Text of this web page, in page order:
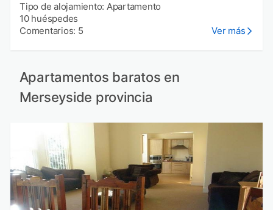
Tipo de alojamiento: Apartamento
10 huéspedes
Comentarios: 5
Ver más
Apartamentos baratos en
Merseyside provincia